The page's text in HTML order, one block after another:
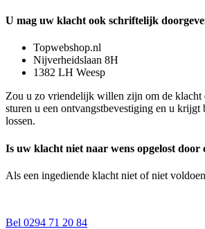
U mag uw klacht ook schriftelijk
Topwebshop.nl
Nijverheidslaan 8H
1382 LH Weesp
Zou u zo vriendelijk willen zijn om de klacht
sturen u een ontvangstbevestiging en u
lossen.
Is uw klacht niet naar wens opgelost door
Als een ingediende klacht niet of niet
Bel 0294 71 20 84